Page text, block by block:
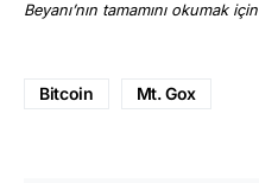
Beyanı’nın tamamını okumak için
Bitcoin Mt. Gox